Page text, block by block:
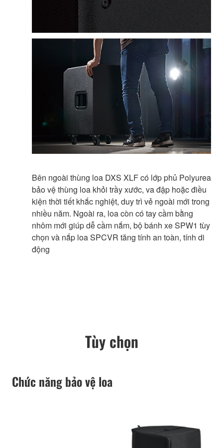
Bên ngoài thùng loa DXS XLF có lớp phủ Polyurea
bảo vệ thùng loa khỏi trầy xước, va đập hoặc điều
kiện thời tiết khắc nghiệt, duy trì vẻ ngoài mới trong
nhiều năm. Ngoài ra, loa còn có tay cầm bằng
nhôm mới giúp dễ cầm nắm, bộ bánh xe SPW1 tùy
chọn và nắp loa SPCVR tăng tính an toàn, tính di
động
Tùy chọn
Chức năng bảo vệ loa